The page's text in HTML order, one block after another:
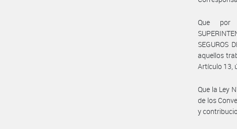
Que por
SEGUROS
aquellos
Artículo 13,
Que la Ley
de los
y